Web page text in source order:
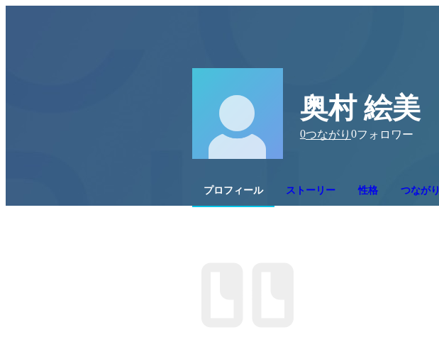
奥村 絵美
0つながり 0フォロワー
プロフィール ストーリー 性格 つながり